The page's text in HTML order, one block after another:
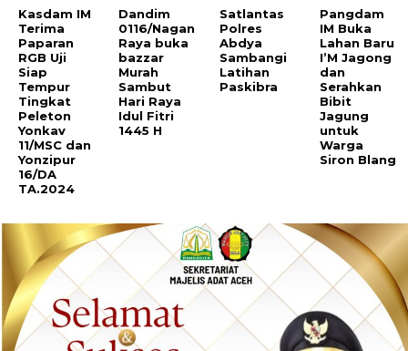
Kasdam IM
Terima
Paparan
RGB Uji
Siap
Tempur
Tingkat
Peleton
Yonkav
11/MSC dan
Yonzipur
16/DA
TA.2024
Dandim
0116/Nagan
Raya buka
bazzar
Murah
Sambut
Hari Raya
Idul Fitri
1445 H
Satlantas
Polres
Abdya
Sambangi
Latihan
Paskibra
Pangdam
IM Buka
Lahan Baru
I’M Jagong
dan
Serahkan
Bibit
Jagung
untuk
Warga
Siron Blang